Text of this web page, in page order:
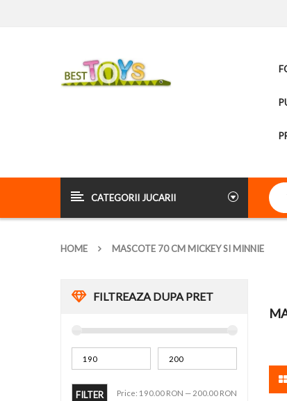
CATEGORII JUCARII
HOME MASCOTE 70 CM MICKEY SI MINNIE
FILTREAZA DUPA PRET
FILTER Price: 190.00 RON — 200.00 RON